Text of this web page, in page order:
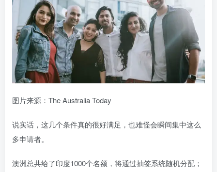
图片来源：The Australia Today
说实话，这几个条件真的很好满足，也难怪会瞬间集中这么
多申请者。
澳洲总共给了印度1000个名额，将通过抽签系统随机分配；